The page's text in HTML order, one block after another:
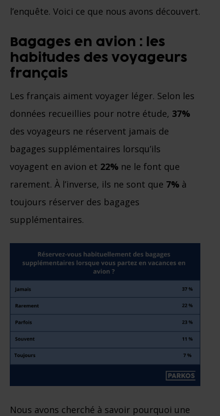
l’enquête. Voici ce que nous avons découvert.
Bagages en avion : les
habitudes des voyageurs
français
Les français aiment voyager léger. Selon les
données recueillies pour notre étude, 37%
des voyageurs ne réservent jamais de
bagages supplémentaires lorsqu’ils
voyagent en avion et 22% ne le font que
rarement. À l’inverse, ils ne sont que 7% à
toujours réserver des bagages
supplémentaires.
Nous avons cherché à savoir pourquoi une